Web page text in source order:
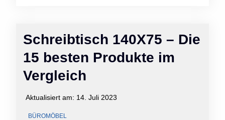
Schreibtisch 140X75 – Die
15 besten Produkte im
Vergleich
Aktualisiert am: 14. Juli 2023
BÜROMÖBEL